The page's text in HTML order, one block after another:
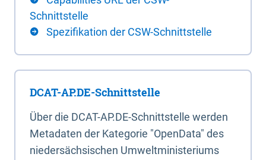
Schnittstelle
Spezifikation der CSW-Schnittstelle
DCAT-AP.DE-Schnittstelle
Über die DCAT-AP.DE-Schnittstelle werden
Metadaten der Kategorie "OpenData" des
niedersächsischen Umweltministeriums